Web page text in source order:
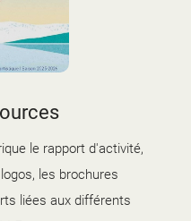
le rapport d'activité,
les brochures
liées aux différents